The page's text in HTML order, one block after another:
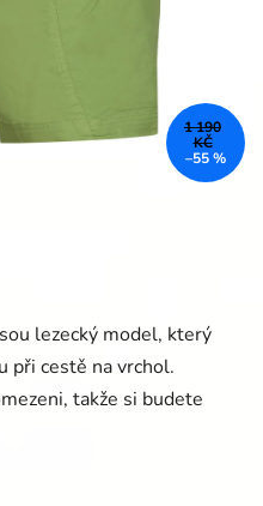
lezecký model, který
při cestě na vrchol.
takže si budete
1 190
KČ
–55 %